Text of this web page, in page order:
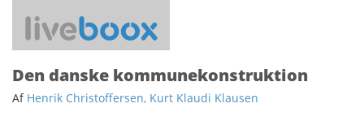
Den danske kommunekonstruktion
Af Henrik Christoffersen, Kurt Klaudi Klausen